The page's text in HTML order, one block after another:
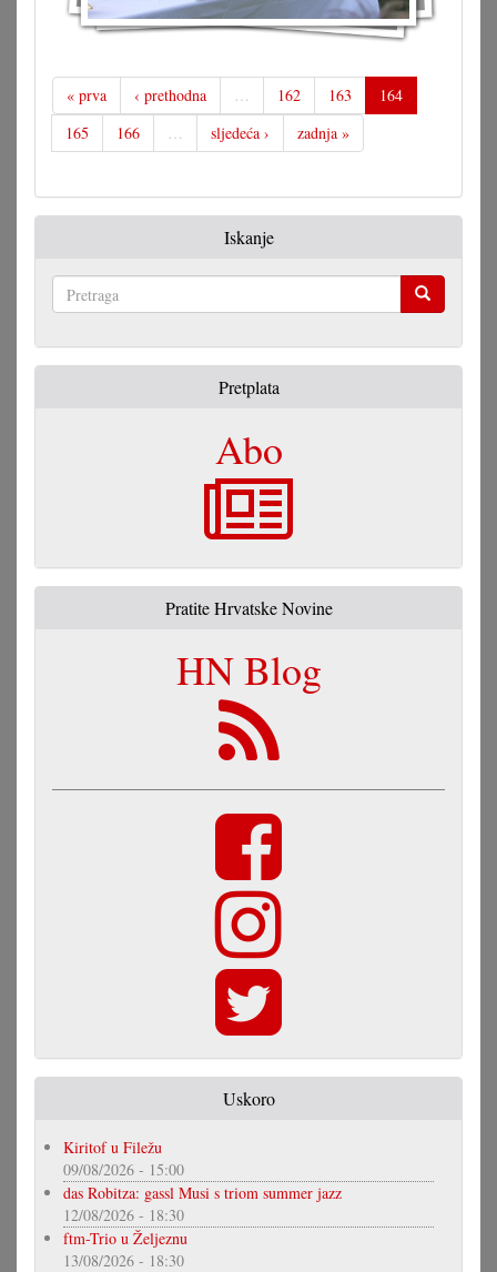
« prva ‹ prethodna … 162 163
164
165
166 … sljedeća › zadnja »
Iskanje
Pretplata
Abo
Pratite Hrvatske Novine
HN Blog
Uskoro
Kiritof u Filežu
09/08/2026 - 15:00
das Robitza: gassl Musi s triom summer jazz
12/08/2026 - 18:30
ftm-Trio u Željeznu
13/08/2026 - 18:30